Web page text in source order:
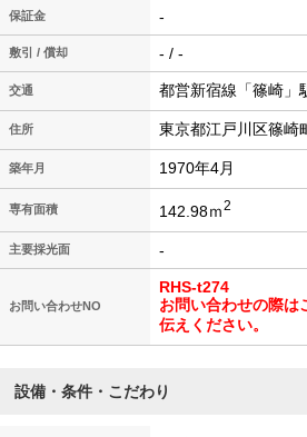
保証金 -
敷引 / 償却 - / -
交通 都営新宿線「篠崎」
住所 東京都江戸川区篠崎
築年月 1970年4月
専有面積 142.98ｍ2
主要採光面 -
お問い合わせNO
RHS-t274
お問い合わせの際は
伝えください。
設備・条件・こだわり